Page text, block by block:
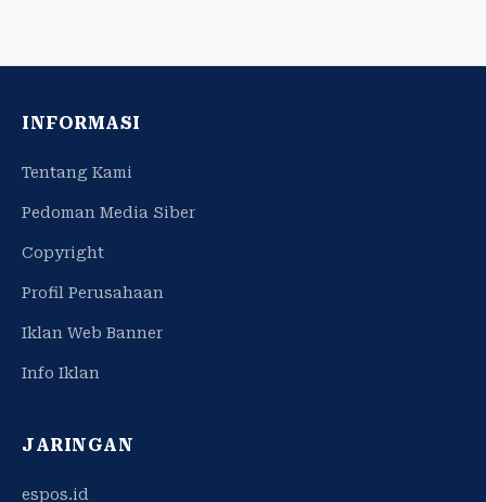
INFORMASI
Tentang Kami
Pedoman Media Siber
Copyright
Profil Perusahaan
Iklan Web Banner
Info Iklan
JARINGAN
espos.id